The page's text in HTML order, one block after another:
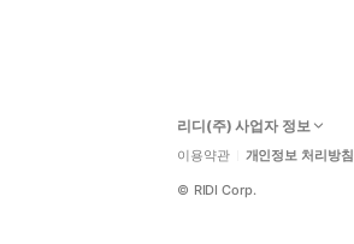
리디(주) 사업자 정보
이용약관 개인정보 처리방침
© RIDI Corp.